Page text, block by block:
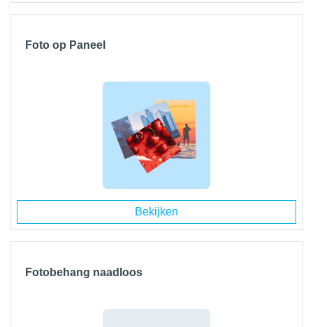
Foto op Paneel
Bekijken
Fotobehang naadloos